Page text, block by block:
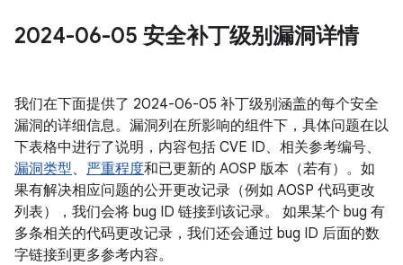
2024-06-05 安全补丁级别漏洞详情
我们在下面提供了 2024-06-05 补丁级别涵盖的每个安全
漏洞的详细信息。漏洞列在所影响的组件下，具体问题在以
下表格中进行了说明，内容包括 CVE ID、相关参考编号、
漏洞类型、 严重程度和已更新的 AOSP 版本（若有）。如
果有解决相应问题的公开更改记录（例如 AOSP 代码更改
列表），我们会将 bug ID 链接到该记录。 如果某个 bug 有
多条相关的代码更改记录，我们还会通过 bug ID 后面的数
字链接到更多参考内容。